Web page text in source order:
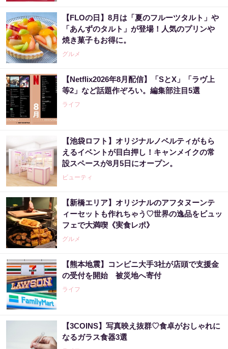
【FLOの日】8月は「夏のフルーツタルト」や
「あんずのタルト」が登場！人気のプリンや
焼き菓子もお得に。
グルメ
【Netflix2026年8月配信】「SとX」「ラヴ上
等2」など話題作ぞろい。編集部注目5選
ライフ
【池袋ロフト】オリジナルノベルティがもら
えるイベントが目白押し！キャンメイクの常
設スペースが8月5日にオープン。
ビューティ
【新橋エリア】オリジナルのアフタヌーンテ
ィーセットも作れちゃう♡世界の逸品をビュッ
フェで大満喫《実食レポ》
グルメ
【熊本地震】コンビニ大手3社が店頭で支援金
の受付を開始 被災地へ寄付
ライフ
【3COINS】写真映え抜群♡食卓がおしゃれに
なるガラス食器3選